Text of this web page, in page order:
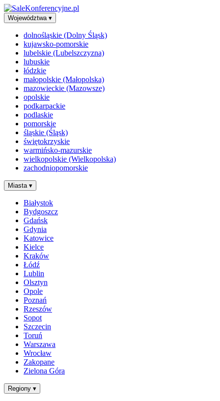
Województwa ▾
dolnośląskie (Dolny Śląsk)
kujawsko-pomorskie
lubelskie (Lubelszczyzna)
lubuskie
łódzkie
małopolskie (Małopolska)
mazowieckie (Mazowsze)
opolskie
podkarpackie
podlaskie
pomorskie
śląskie (Śląsk)
świętokrzyskie
warmińsko-mazurskie
wielkopolskie (Wielkopolska)
zachodniopomorskie
Miasta ▾
Białystok
Bydgoszcz
Gdańsk
Gdynia
Katowice
Kielce
Kraków
Łódź
Lublin
Olsztyn
Opole
Poznań
Rzeszów
Sopot
Szczecin
Toruń
Warszawa
Wrocław
Zakopane
Zielona Góra
Regiony ▾